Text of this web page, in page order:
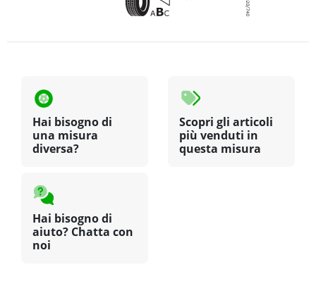
Hai bisogno di
una misura
diversa?
Scopri gli articoli
più venduti in
questa misura
Hai bisogno di
aiuto? Chatta con
noi